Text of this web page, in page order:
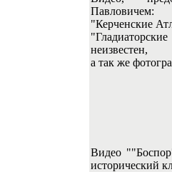
Павловичем:
"Керченские
неизвестен,
а так же
Видео
исторический